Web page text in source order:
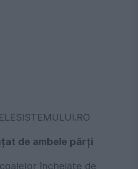
de ambele părți
încheiate de